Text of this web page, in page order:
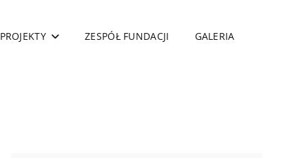
PROJEKTY ZESPÓŁ FUNDACJI GALERIA